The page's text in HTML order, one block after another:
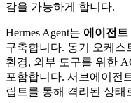
감을 가능하게 합니다.
Hermes Agent는 에이전
구축합니다. 동기 오케스
환경, 외부 도구를 위한
포함합니다. 서브에이전
립트를 통해 격리된 상태